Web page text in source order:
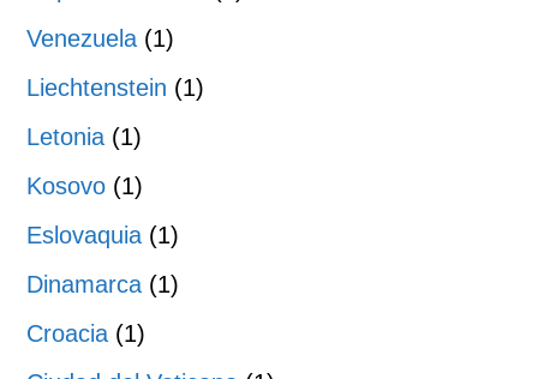
Venezuela (1)
Liechtenstein (1)
Letonia (1)
Kosovo (1)
Eslovaquia (1)
Dinamarca (1)
Croacia (1)